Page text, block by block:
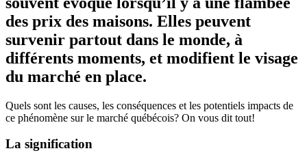
des prix des maisons. Elles peuvent
survenir partout dans le monde, à
différents moments, et modifient le visage
du marché en place.
Quels sont les causes, les conséquences et les potentiels impacts de
ce phénomène sur le marché québécois? On vous dit tout!
La signification